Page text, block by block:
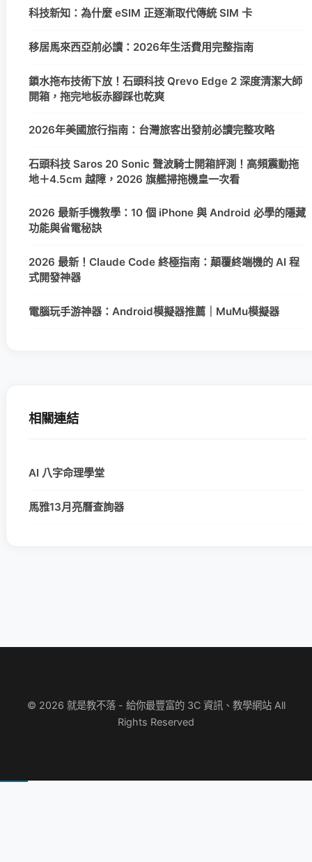
科技新知：為什麼 eSIM 正逐漸取代傳統 SIM 卡
移居馬來西亞前必讀：2026年生活費用完整指南
鎖水拖布技術下放！石頭科技 Qrevo Edge 2 深度清潔大師
開箱，拖完地板赤腳踩也乾爽
2026年美國旅行指南：台灣旅客出發前必讀完整攻略
石頭科技 Saros 20 Sonic 聲波騎士開箱評測！高頻震動拖
地＋4.5cm 越障，2026 旗艦掃拖機皇一次看
2026 最新手機教學：10 個 iPhone 與 Android 必學的隱藏
功能與省電秘訣
2026 最新！Claude Code 終極指南：顛覆終端機的 AI 程
式開發神器
電腦玩手游神器：Android模擬器推薦｜MuMu模擬器
相關連結
AI 八字命理學堂
馬雅13月亮曆查詢器
© 2026 就是教不落 - 給你最豐富的 3C 資訊、教學網站 All
Rights Reserved